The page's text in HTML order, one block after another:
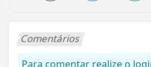
Comentários
Para comentar realize o